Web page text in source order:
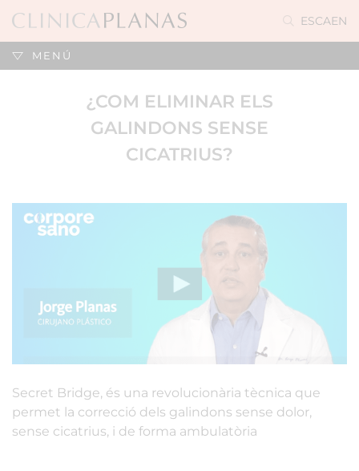
ESCAEN
MENÚ
¿COM ELIMINAR ELS
GALINDONS SENSE
CICATRIUS?
Secret Bridge, és una revolucionària tècnica que
permet la correcció dels galindons sense dolor,
sense cicatrius, i de forma ambulatòria